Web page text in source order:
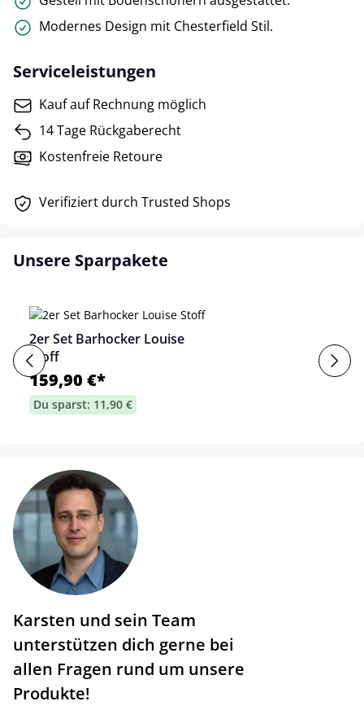
Modernes Design mit Chesterfield Stil.
Serviceleistungen
Kauf auf Rechnung möglich
14 Tage Rückgaberecht
Kostenfreie Retoure
Verifiziert durch Trusted Shops
Unsere Sparpakete
2er Set Barhocker Louise
Stoff
159,90 €*
Du sparst: 11,90 €
Karsten und sein Team
unterstützen dich gerne bei
allen Fragen rund um unsere
Produkte!